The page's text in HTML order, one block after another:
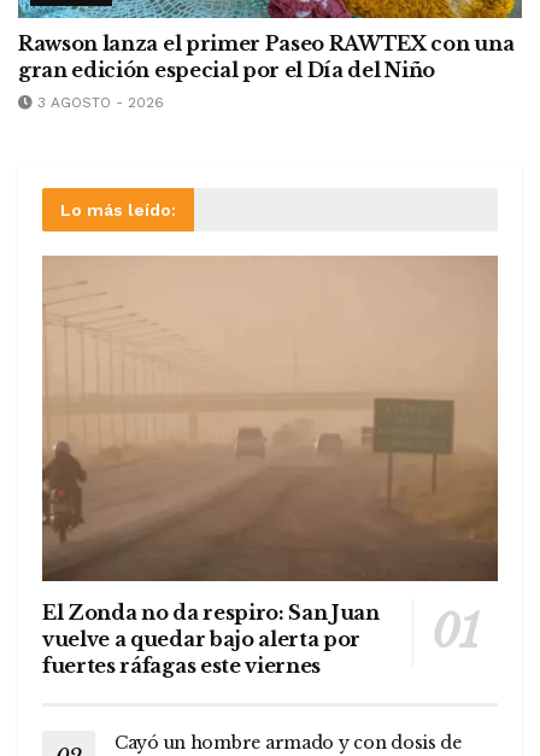
Rawson lanza el primer Paseo RAWTEX con una
gran edición especial por el Día del Niño
3 AGOSTO - 2026
Lo más leído:
El Zonda no da respiro: San Juan
vuelve a quedar bajo alerta por
fuertes ráfagas este viernes
Cayó un hombre armado y con dosis de